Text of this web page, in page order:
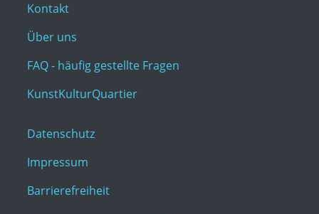
Kontakt
Über uns
FAQ - häufig gestellte Fragen
KunstKulturQuartier
Datenschutz
Impressum
Barrierefreiheit